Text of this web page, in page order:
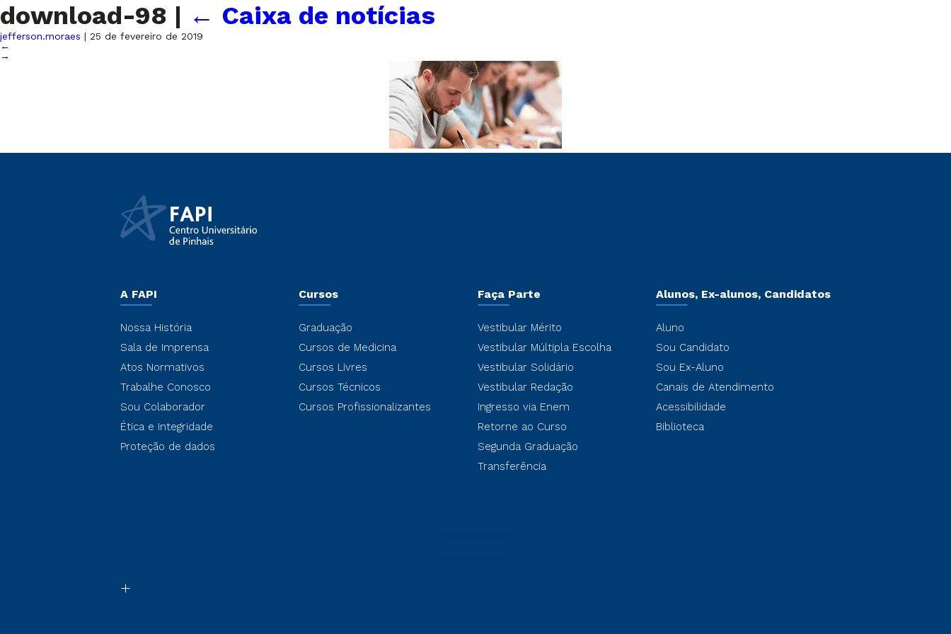
download-98 | ← Caixa de notícias
jefferson.moraes | 25 de fevereiro de 2019
←
→
A FAPI
Nossa História
Sala de Imprensa
Atos Normativos
Trabalhe Conosco
Sou Colaborador
Ética e Integridade
Proteção de dados
Cursos
Graduação
Cursos de Medicina
Cursos Livres
Cursos Técnicos
Cursos Profissionalizantes
Faça Parte
Vestibular Mérito
Vestibular Múltipla Escolha
Vestibular Solidário
Vestibular Redação
Ingresso via Enem
Retorne ao Curso
Segunda Graduação
Transferência
Alunos, Ex-alunos, Candidatos
Aluno
Sou Candidato
Sou Ex-Aluno
Canais de Atendimento
Acessibilidade
Biblioteca